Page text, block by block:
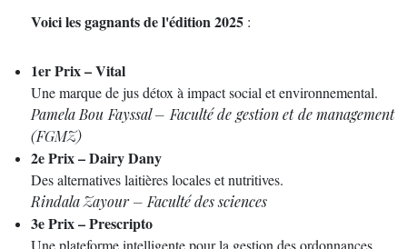
Voici les gagnants de l'édition 2025 :
1er Prix – Vital
Une marque de jus détox à impact social et environnemental.
Pamela Bou Fayssal – Faculté de gestion et de management
(FGMZ)
2e Prix – Dairy Dany
Des alternatives laitières locales et nutritives.
Rindala Zayour – Faculté des sciences
3e Prix – Prescripto
Une plateforme intelligente pour la gestion des ordonnances.